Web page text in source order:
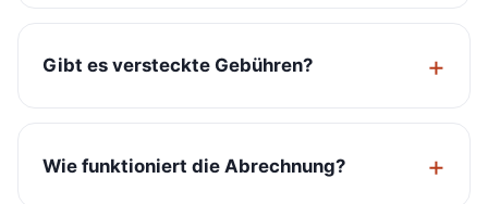
Gibt es versteckte Gebühren?
Wie funktioniert die Abrechnung?